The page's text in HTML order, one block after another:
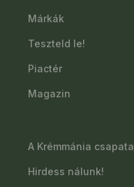
Márkák
Teszteld le!
Piactér
Magazin
A Krémmánia csapata
Hirdess nálunk!